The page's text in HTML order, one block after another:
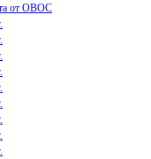
от ОВОС